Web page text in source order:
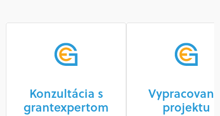
Konzultácia s
grantexpertom
projektu